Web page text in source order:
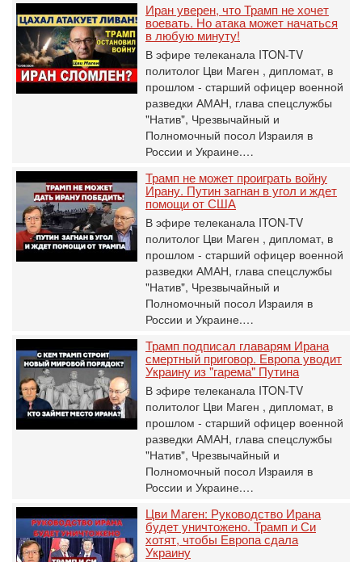
Иран уверен, что Трамп не хочет
воевать. Но атака может начаться
в любую минуту!
В эфире телеканала ITON-TV
политолог Цви Маген , дипломат, в
прошлом - старший офицер военной
разведки АМАН, глава спецслужбы
"Натив", ‎Чрезвычайный и
Полномочный посол Израиля в
России и Украине.…
Трамп не может проиграть войну
Ирану. Путин загнан в угол и ждет
помощи от США
В эфире телеканала ITON-TV
политолог Цви Маген , дипломат, в
прошлом - старший офицер военной
разведки АМАН, глава спецслужбы
"Натив", ‎Чрезвычайный и
Полномочный посол Израиля в
России и Украине.…
Трамп подписал главарям Ирана
смертный приговор. Европа уводит
Украину из "гарема" Путина
В эфире телеканала ITON-TV
политолог Цви Маген , дипломат, в
прошлом - старший офицер военной
разведки АМАН, глава спецслужбы
"Натив", ‎Чрезвычайный и
Полномочный посол Израиля в
России и Украине.…
Цви Маген: Руководство Ирана
будет уничтожено. Трамп и Си
хотят, чтобы Европа сдала
Украину